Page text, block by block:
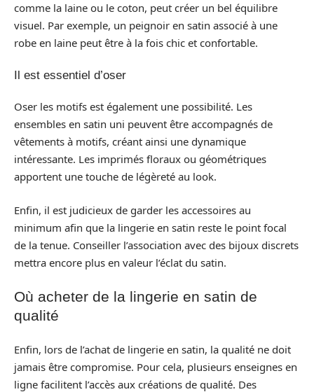
comme la laine ou le coton, peut créer un bel équilibre
visuel. Par exemple, un peignoir en satin associé à une
robe en laine peut être à la fois chic et confortable.
Il est essentiel d’oser
Oser les motifs est également une possibilité. Les
ensembles en satin uni peuvent être accompagnés de
vêtements à motifs, créant ainsi une dynamique
intéressante. Les imprimés floraux ou géométriques
apportent une touche de légèreté au look.
Enfin, il est judicieux de garder les accessoires au
minimum afin que la lingerie en satin reste le point focal
de la tenue. Conseiller l’association avec des bijoux discrets
mettra encore plus en valeur l’éclat du satin.
Où acheter de la lingerie en satin de
qualité
Enfin, lors de l’achat de lingerie en satin, la qualité ne doit
jamais être compromise. Pour cela, plusieurs enseignes en
ligne facilitent l’accès aux créations de qualité. Des